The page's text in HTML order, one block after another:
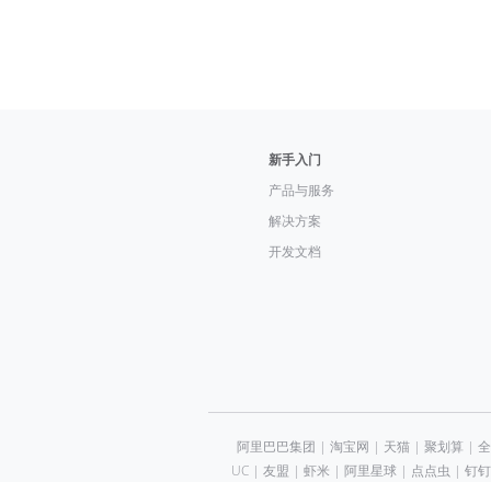
新手入门
产品与服务
解决方案
开发文档
阿里巴巴集团 | 淘宝网 | 天猫| 聚划算 |
UC| 友盟 | 虾米 | 阿里星球| 点点虫 | 钉钉